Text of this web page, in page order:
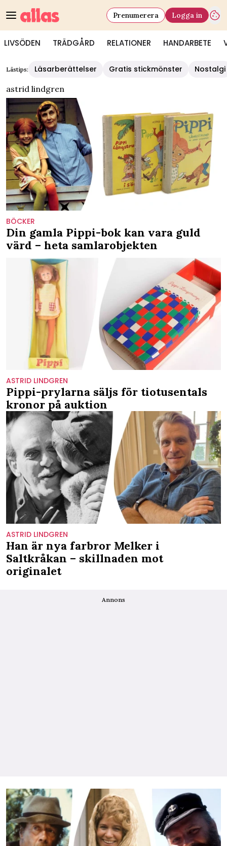
LIVSÖDEN TRÄDGÅRD RELATIONER HANDARBETE
Prenumerera Logga in
Lästips: Läsarberättelser Gratis stickmönster
Nostalgi
astrid lindgren
BÖCKER
Din gamla Pippi-bok kan vara guld
värd – heta samlarobjekten
ASTRID LINDGREN
Pippi-prylarna säljs för tiotusentals
kronor på auktion
ASTRID LINDGREN
Han är nya farbror Melker i
Saltkråkan – skillnaden mot
originalet
Annons